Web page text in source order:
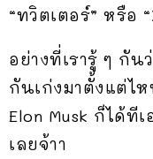
“ทวิตเตอร์” หรือ
อย่างที่เรารู้ ๆ กัน
กันเก่งมาตั้งแต่ไ
Elon Musk ก็ได้ที
เลยจ้าา